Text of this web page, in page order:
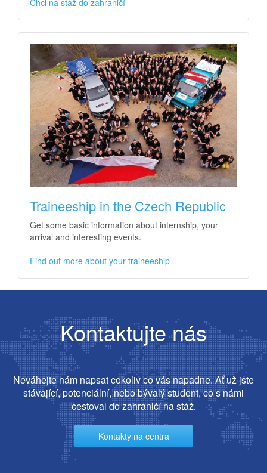
Traineeship in the Czech Republic
Get some basic information about internship, your
arrival and interesting events.
Find out more about your traineeship
Kontaktujte nás
Neváhejte nám napsat cokoliv co vás napadne. Ať už jste
stávající, potenciální, nebo bývalý student, co s námi
cestoval do zahraničí na stáž.
Kontakty na centra